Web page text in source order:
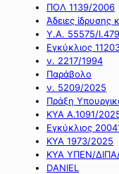
ΠΟΛ 1139/2006
Άδειες ίδρυσης
Υ.Α. 55575/
Εγκύκλιος
ν. 2217/1994
Παράβολο
ν. 5209/2025
Πράξη
ΚΥΑ Α.1091/
Εγκύκλιος
ΚΥΑ 1973/2025
ΚΥΑ ΥΠΕΝ/
DANIEL